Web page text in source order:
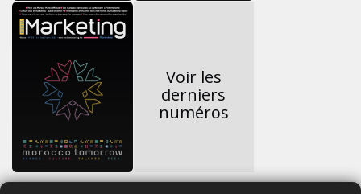
Voir les
derniers
numéros